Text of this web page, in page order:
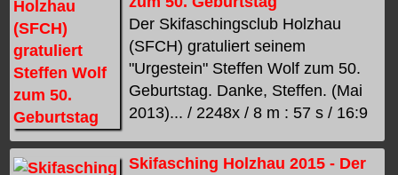
Der Skifaschingsclub Holzhau
(SFCH) gratuliert seinem
"Urgestein" Steffen Wolf zum 50.
Geburtstag. Danke, Steffen. (Mai
2013)... / 2248x / 8 m : 57 s / 16:9
Skifasching Holzhau 2015 - Der